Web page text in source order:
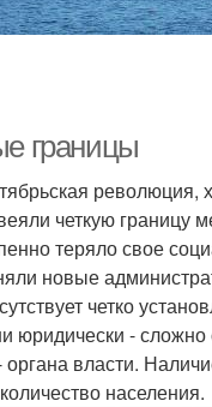
границы
четкую границу
теряло свое
новые
четко
- сложно
власти.
населения.